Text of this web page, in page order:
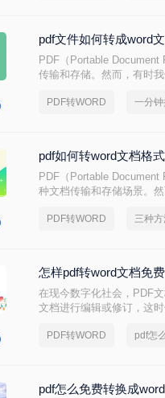
pdf文件如何转成word
PDF（Portable
传输和存储。然而，有时
件格式的方法。
PDF转WORD
pdf如何转word文档格
PDF（Portable
种文档传输和存储场景。
转换为Word文档格式的方
PDF转WORD 三种
怎样pdf转word文档免
在现今数字化社会，PDF
文档进行编辑或修订，这
详细介绍几种免费转换方
PDF转WORD
pdf怎么免费转换成